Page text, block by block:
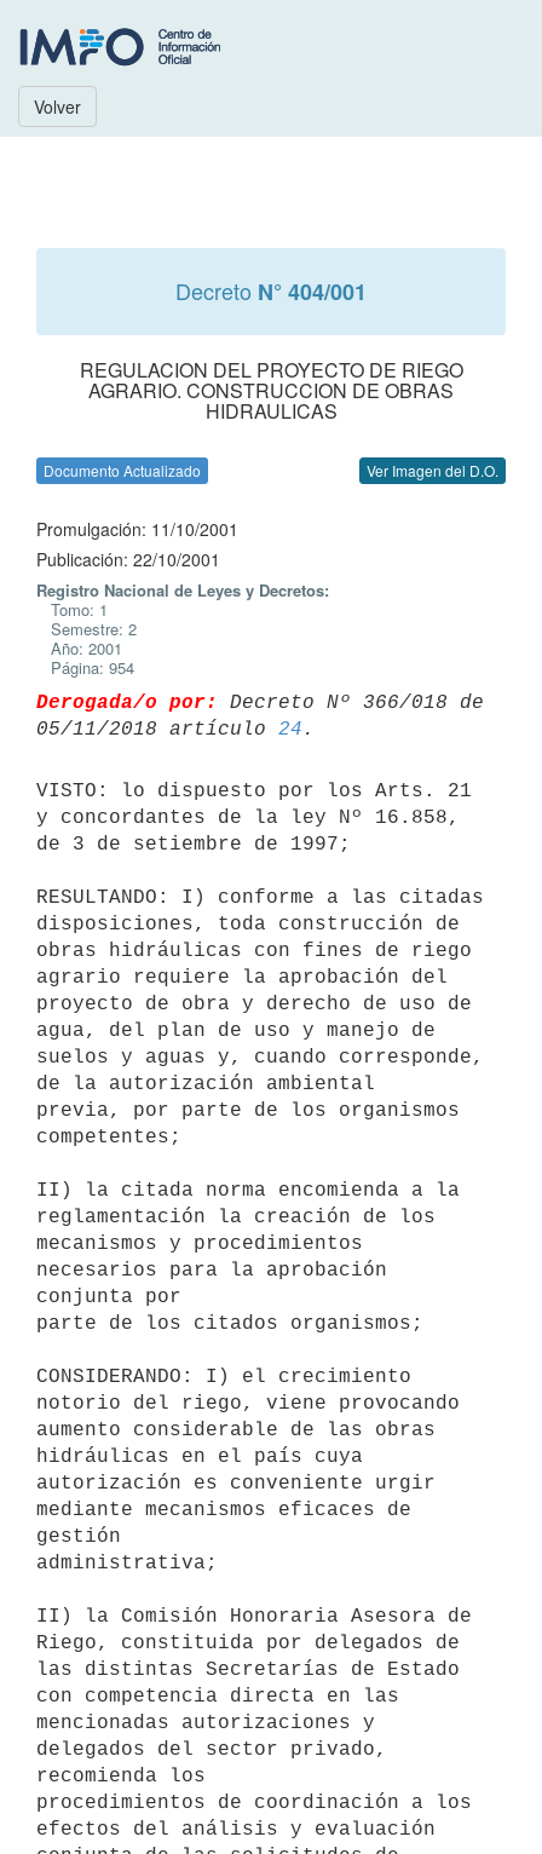
Volver
Decreto N° 404/001
REGULACION DEL PROYECTO DE RIEGO
AGRARIO. CONSTRUCCION DE OBRAS
HIDRAULICAS
Documento Actualizado Ver Imagen del D.O.
Promulgación: 11/10/2001
Publicación: 22/10/2001
Registro Nacional de Leyes y Decretos:
Tomo: 1
Semestre: 2
Año: 2001
Página: 954
Derogada/o por:
Decreto Nº 366/018 de
05/11/2018 artículo 24
VISTO: lo dispuesto por los Arts. 21
y concordantes de la ley Nº 16.858,
de 3 de setiembre de 1997;
RESULTANDO: I) conforme a las citadas
disposiciones, toda construcción de
obras hidráulicas con fines de riego
agrario requiere la aprobación del
proyecto de obra y derecho de uso de
agua, del plan de uso y manejo de
suelos y aguas y, cuando corresponde,
de la autorización ambiental
previa, por parte de los organismos
competentes;
II) la citada norma encomienda a la
reglamentación la creación de los
mecanismos y procedimientos
necesarios para la aprobación
conjunta por
parte de los citados organismos;
CONSIDERANDO: I) el crecimiento
notorio del riego, viene provocando
aumento considerable de las obras
hidráulicas en el país cuya
autorización es conveniente urgir
mediante mecanismos eficaces de
gestión
administrativa;
II) la Comisión Honoraria Asesora de
Riego, constituida por delegados de
las distintas Secretarías de Estado
con competencia directa en las
mencionadas autorizaciones y
delegados del sector privado,
recomienda los
procedimientos de coordinación a los
efectos del análisis y evaluación